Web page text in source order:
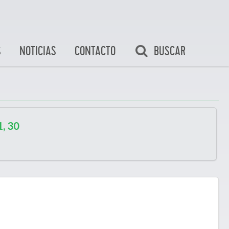
NOTICIAS CONTACTO BUSCAR
30